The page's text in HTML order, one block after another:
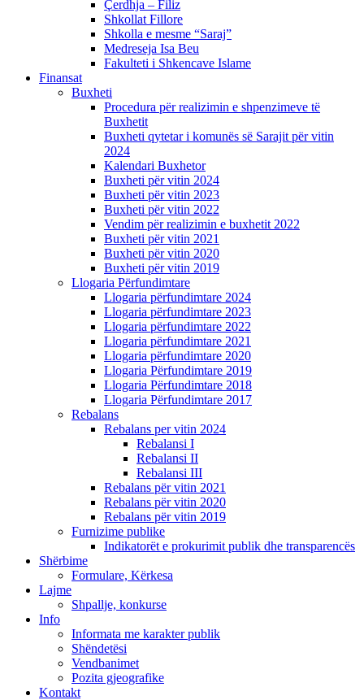
Çerdhja – Filiz
Shkollat Fillore
Shkolla e mesme “Saraj”
Medreseja Isa Beu
Fakulteti i Shkencave Islame
Finansat
Buxheti
Procedura për realizimin e shpenzimeve të
Buxhetit
Buxheti qytetar i komunës së Sarajit për vitin
2024
Kalendari Buxhetor
Buxheti për vitin 2024
Buxheti për vitin 2023
Buxheti për vitin 2022
Vendim për realizimin e buxhetit 2022
Buxheti për vitin 2021
Buxheti për vitin 2020
Buxheti për vitin 2019
Llogaria Përfundimtare
Llogaria përfundimtare 2024
Llogaria përfundimtare 2023
Llogaria përfundimtare 2022
Llogaria përfundimtare 2021
Llogaria përfundimtare 2020
Llogaria Përfundimtare 2019
Llogaria Përfundimtare 2018
Llogaria Përfundimtare 2017
Rebalans
Rebalans per vitin 2024
Rebalansi I
Rebalansi II
Rebalansi III
Rebalans për vitin 2021
Rebalans për vitin 2020
Rebalans për vitin 2019
Furnizime publike
Indikatorët e prokurimit publik dhe transparencës
Shërbime
Formulare, Kërkesa
Lajme
Shpallje, konkurse
Info
Informata me karakter publik
Shëndetësi
Vendbanimet
Pozita gjeografike
Kontakt